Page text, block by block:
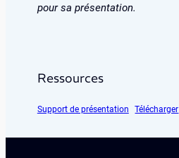
pour sa présentation.
Ressources
Support de présentation Télécharger